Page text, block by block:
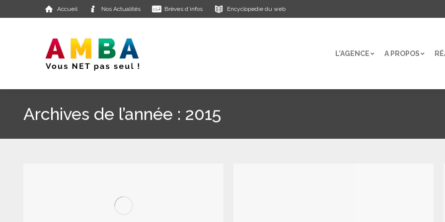
Accueil Nos Actualités Brèves d’infos Encyclopedie du web
L’AGENCE A PROPOS
Archives de l’année : 2015